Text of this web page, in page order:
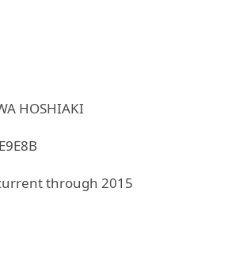
HOSHIAKI
through 2015